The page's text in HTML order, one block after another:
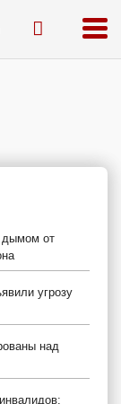
дымом от
угрозу
над